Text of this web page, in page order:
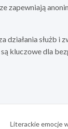
zapewniają
służb i
kluczowe dla
Literackie emocje